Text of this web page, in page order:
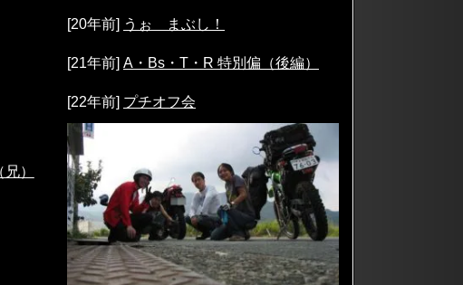
）
[20年前] うぉ まぶし！
[21年前] A・Bs・T・R 特別偏（後編）
[22年前] プチオフ会